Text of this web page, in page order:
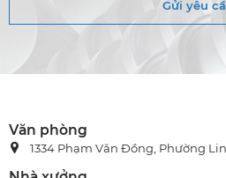
Gửi yêu
Văn phòng
1334 Phạm Văn Đồng, Phường